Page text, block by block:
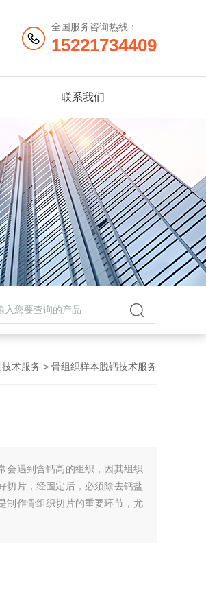
全国服务咨询热线：
15221734409
联系我们
术服务 > 骨组织样本脱钙技术服务
会遇到含钙高的组织，因其组织
切片，经固定后，必须除去钙盐
制作骨组织切片的重要环节，尤